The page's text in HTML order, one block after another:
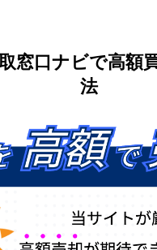
窓口ナビで高額
法